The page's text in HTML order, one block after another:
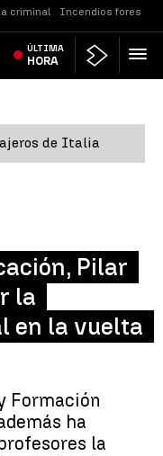
criminal Incendios
ÚLTIMA
HORA
de Italia
Pilar
la
en la vuelta
Formación
ha
la